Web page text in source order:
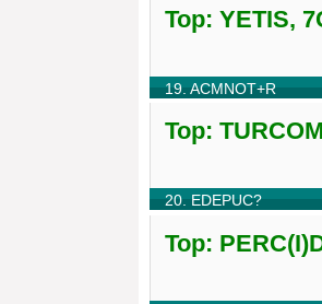
Top: YETIS,
19. ACMNOT+R
Top:
20. EDEPUC?
Top: